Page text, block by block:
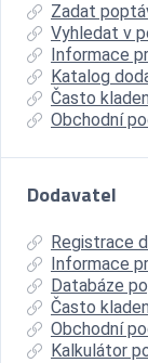
Zadat
Vyhledat v
Informace
Katalog
Často
Obchodní
Dodavatel
Registrace
Informace
Databáze
Často
Obchodní
Kalkulátor